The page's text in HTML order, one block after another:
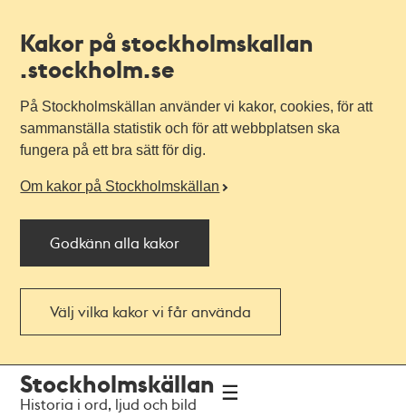
Kakor på stockholmskallan
.stockholm.se
På Stockholmskällan använder vi kakor, cookies, för att
sammanställa statistik och för att webbplatsen ska
fungera på ett bra sätt för dig.
Om kakor på Stockholmskällan
Godkänn alla kakor
Välj vilka kakor vi får använda
navigationen
huvudinnehållet
Stockholmskällan
Historia i ord, ljud och bild